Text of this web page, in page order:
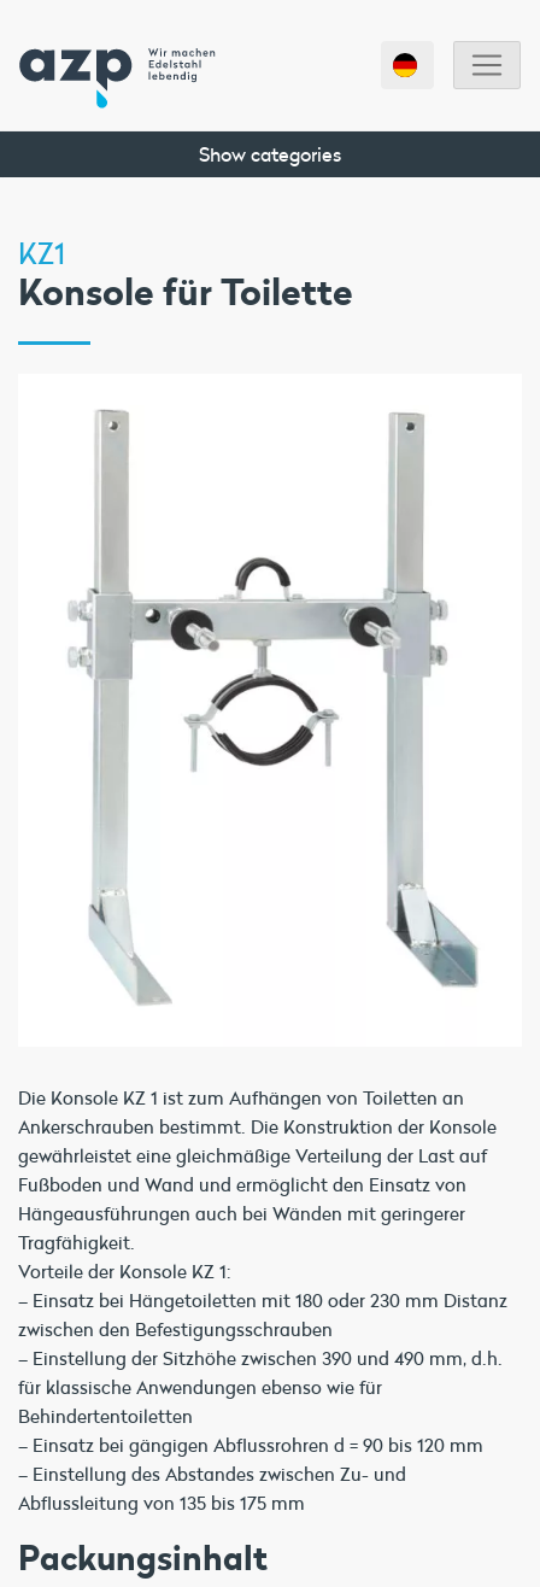
Show categories
KZ1
Konsole für Toilette
Die Konsole KZ 1 ist zum Aufhängen von Toiletten an
Ankerschrauben bestimmt. Die Konstruktion der Konsole
gewährleistet eine gleichmäßige Verteilung der Last auf
Fußboden und Wand und ermöglicht den Einsatz von
Hängeausführungen auch bei Wänden mit geringerer
Tragfähigkeit.
Vorteile der Konsole KZ 1:
– Einsatz bei Hängetoiletten mit 180 oder 230 mm Distanz
zwischen den Befestigungsschrauben
– Einstellung der Sitzhöhe zwischen 390 und 490 mm, d.h.
für klassische Anwendungen ebenso wie für
Behindertentoiletten
– Einsatz bei gängigen Abflussrohren d = 90 bis 120 mm
– Einstellung des Abstandes zwischen Zu- und
Abflussleitung von 135 bis 175 mm
Packungsinhalt